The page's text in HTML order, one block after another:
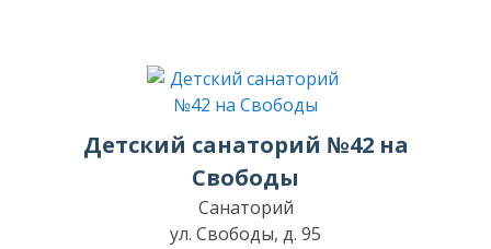
Детский санаторий №42 на
Свободы
Санаторий
ул. Свободы, д. 95